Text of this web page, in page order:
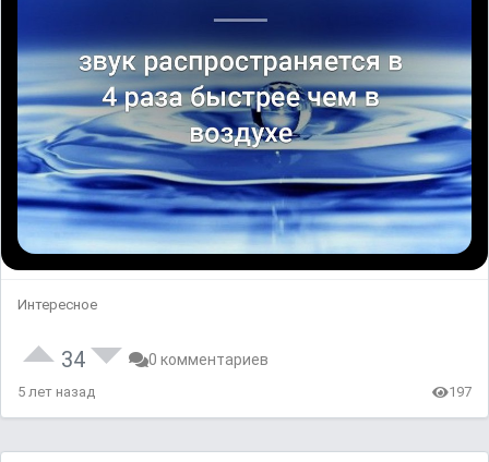
Интересное
34 0 комментариев
5 лет назад 197